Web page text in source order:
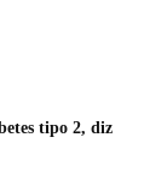
tipo 2, diz